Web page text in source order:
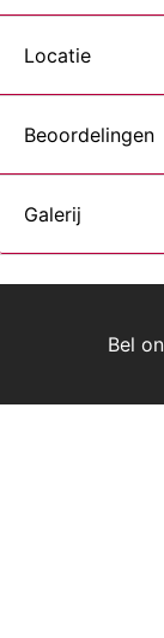
Locatie
Beoordelingen
Galerij
Bel